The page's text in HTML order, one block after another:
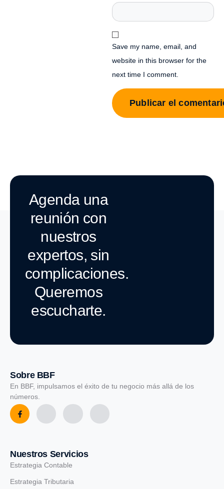
Save my name, email, and
website in this browser for the
next time I comment.
Agenda una
reunión con
nuestros
expertos, sin
complicaciones.
Queremos
escucharte.
Sobre BBF
En BBF, impulsamos el éxito de tu negocio más allá de los
números.
Nuestros Servicios
Estrategia Contable
Estrategia Tributaria